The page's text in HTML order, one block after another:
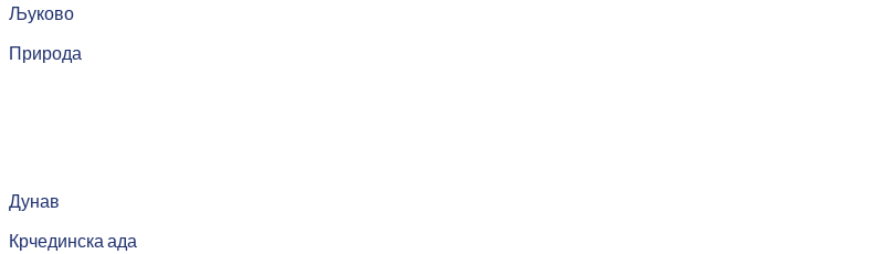
Љуково
Природа
Дунав
Крчединска ада